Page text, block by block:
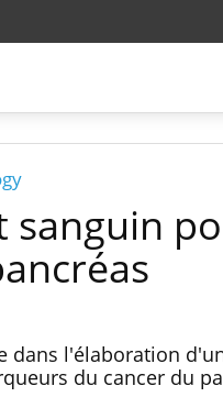
sanguin
dans l'élaboration
du cancer du